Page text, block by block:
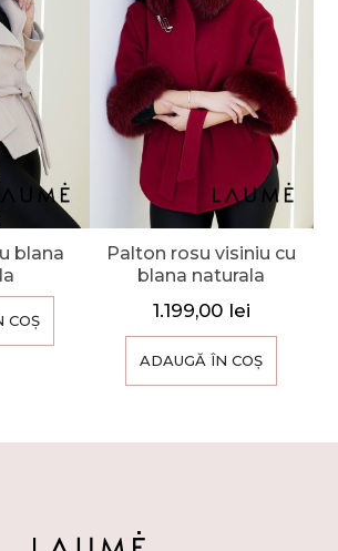
blana
COȘ
Palton rosu visiniu cu
blana naturala
1.199,00 lei
ADAUGĂ ÎN COȘ